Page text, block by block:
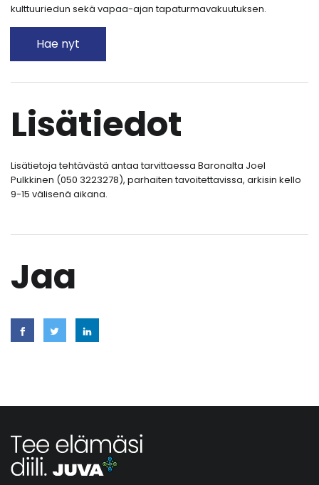
kulttuuriedun sekä vapaa-ajan tapaturmavakuutuksen.
Hae nyt
Lisätiedot
Lisätietoja tehtävästä antaa tarvittaessa Baronalta Joel
Pulkkinen (050 3223278), parhaiten tavoitettavissa, arkisin kello
9-15 välisenä aikana.
Jaa